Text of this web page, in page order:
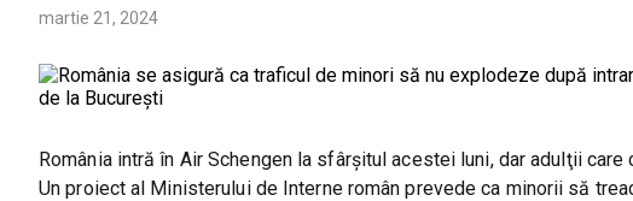
martie 21, 2024
România intră în Air Schengen la sfârşitul acestei luni, dar adulţii
Un proiect al Ministerului de Interne român prevede ca minorii să